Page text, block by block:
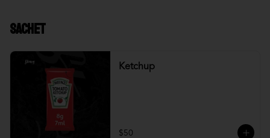
Sachet
Ketchup
$50